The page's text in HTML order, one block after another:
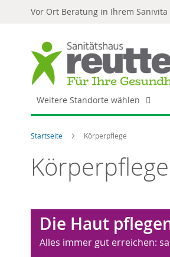
Vor Ort Beratung in Ihrem
Weitere Standorte wählen
Startseite Körperpflege
Körperpflege
Die Haut
Alles immer gut erreichen: